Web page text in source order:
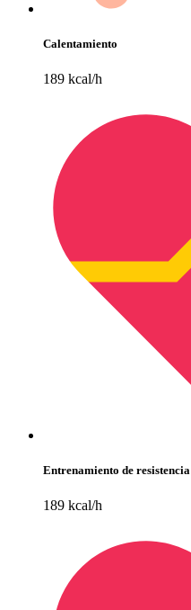
Calentamiento
189 kcal/h
Entrenamiento de resistencia
189 kcal/h